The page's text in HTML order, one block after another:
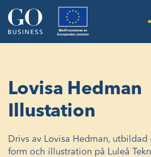
Lovisa Hedman
Illustation
Drivs av Lovisa Hedman, utbildad
form och illustration på Luleå